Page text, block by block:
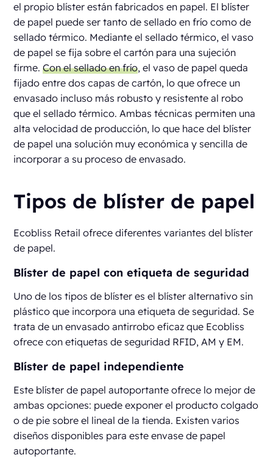
el propio blíster están fabricados en papel. El blíster
de papel puede ser tanto de sellado en frío como de
sellado térmico. Mediante el sellado térmico, el vaso
de papel se fija sobre el cartón para una sujeción
firme.Con el sellado en frío, el vaso de papel queda
fijado entre dos capas de cartón, lo que ofrece un
envasado incluso más robusto y resistente al robo
que el sellado térmico. Ambas técnicas permiten una
alta velocidad de producción, lo que hace del blíster
de papel una solución muy económica y sencilla de
incorporar a su proceso de envasado.
Tipos de blíster de papel
Ecobliss Retail ofrece diferentes variantes del blíster
de papel.
Blíster de papel con etiqueta de seguridad
Uno de los tipos de blíster es el blíster alternativo sin
plástico que incorpora una etiqueta de seguridad. Se
trata de un envasado antirrobo eficaz que Ecobliss
ofrece con etiquetas de seguridad RFID, AM y EM.
Blíster de papel independiente
Este blíster de papel autoportante ofrece lo mejor de
ambas opciones: puede exponer el producto colgado
o de pie sobre el lineal de la tienda. Existen varios
diseños disponibles para este envase de papel
autoportante.